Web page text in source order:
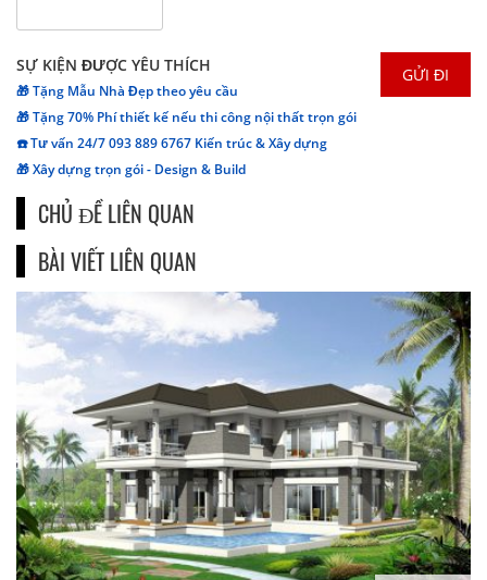
SỰ KIỆN ĐƯỢC YÊU THÍCH
🎁 Tặng Mẫu Nhà Đẹp theo yêu cầu
🎁 Tặng 70% Phí thiết kế nếu thi công nội thất trọn gói
☎️ Tư vấn 24/7 093 889 6767 Kiến trúc & Xây dựng
🎁 Xây dựng trọn gói - Design & Build
CHỦ ĐỀ LIÊN QUAN
BÀI VIẾT LIÊN QUAN